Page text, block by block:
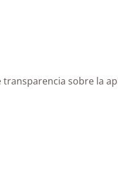
sobre la